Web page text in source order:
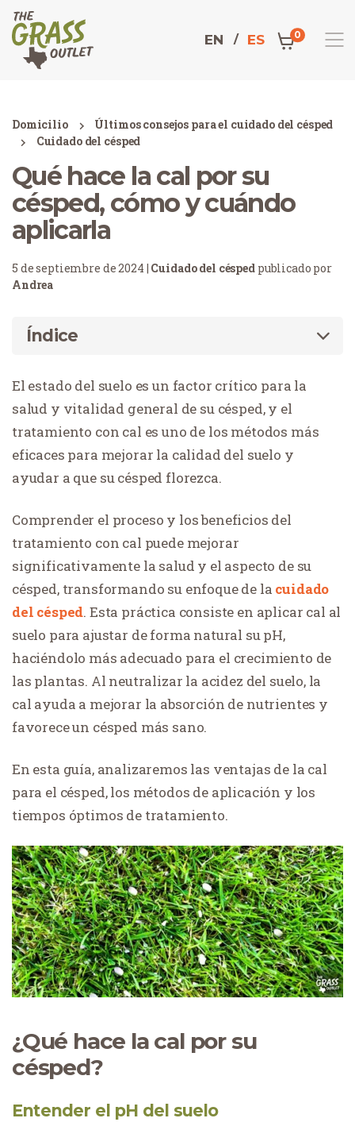
EN ES 0
Domicilio
Últimos consejos para el cuidado del césped
Cuidado del césped
Qué hace la cal por su
césped, cómo y cuándo
aplicarla
5 de septiembre de 2024 | Cuidado del césped publicado por
Andrea
Índice
El estado del suelo es un factor crítico para la
salud y vitalidad general de su césped, y el
tratamiento con cal es uno de los métodos más
eficaces para mejorar la calidad del suelo y
ayudar a que su césped florezca.
Comprender el proceso y los beneficios del
tratamiento con cal puede mejorar
significativamente la salud y el aspecto de su
césped, transformando su enfoque de la cuidado
del césped. Esta práctica consiste en aplicar cal al
suelo para ajustar de forma natural su pH,
haciéndolo más adecuado para el crecimiento de
las plantas. Al neutralizar la acidez del suelo, la
cal ayuda a mejorar la absorción de nutrientes y
favorece un césped más sano.
En esta guía, analizaremos las ventajas de la cal
para el césped, los métodos de aplicación y los
tiempos óptimos de tratamiento.
¿Qué hace la cal por su
césped?
Entender el pH del suelo